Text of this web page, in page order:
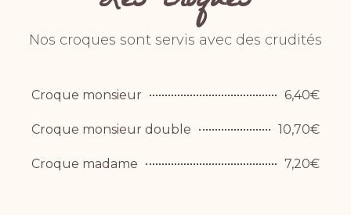
Nos croques sont servis avec des crudités
Croque monsieur 6,40€
Croque monsieur double 10,70€
Croque madame 7,20€